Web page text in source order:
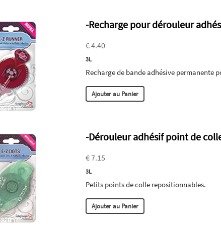
-Recharge pour dérouleur
€ 4.40
3L
Recharge de bande adhésive permanente
Ajouter au Panier
-Dérouleur adhésif point de
€ 7.15
3L
Petits points de colle repositionnables.
Ajouter au Panier